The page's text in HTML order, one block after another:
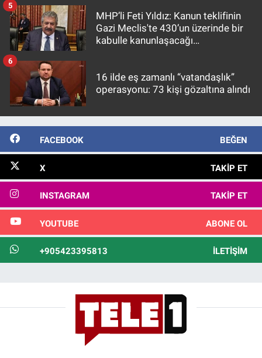
MHP’li Feti Yıldız: Kanun teklifinin
Gazi Meclis'te 430’un üzerinde bir
kabulle kanunlaşacağı
5
16 ilde eş zamanlı “vatandaşlık”
operasyonu: 73 kişi gözaltına alındı
6
FACEBOOK BEĞEN
X TAKIP ET
INSTAGRAM TAKIP ET
YOUTUBE ABONE OL
+905423395813 İLETIŞIM